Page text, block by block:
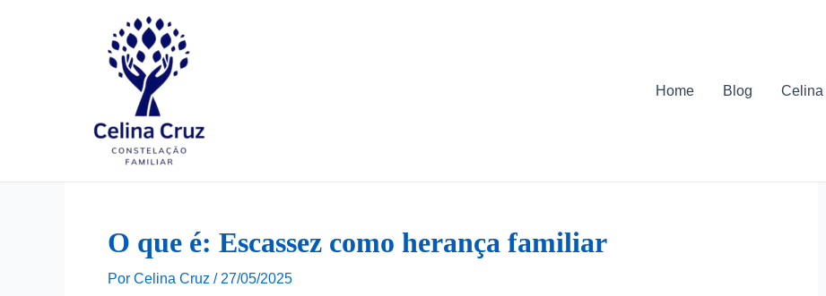
Home Blog Celina
O que é: Escassez como herança familiar
Por Celina Cruz / 27/05/2025